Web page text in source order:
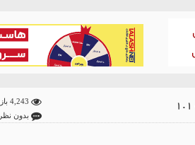
بدون نظر